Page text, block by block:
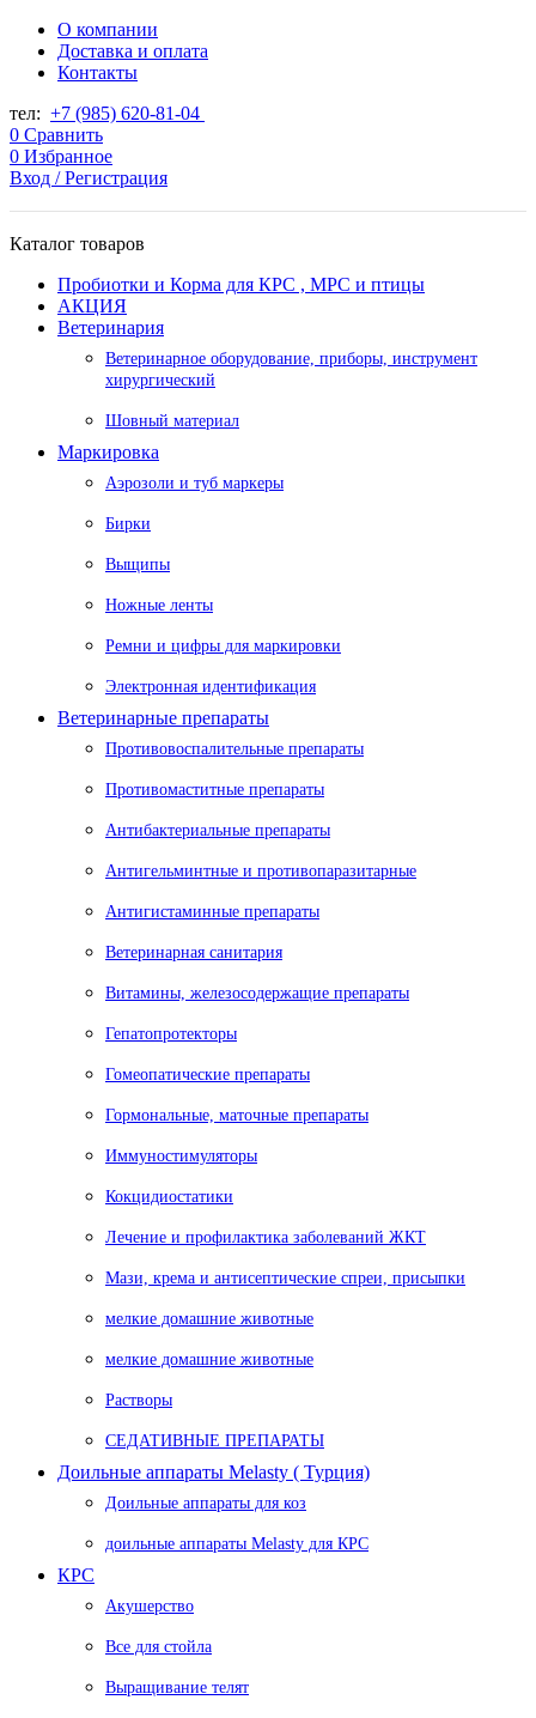
О компании
Доставка и оплата
Контакты
тел: +7 (985) 620-81-04
0 Сравнить
0 Избранное
Вход / Регистрация
Каталог товаров
Пробиотки и Корма для КРС , МРС и птицы
АКЦИЯ
Ветеринария
Ветеринарное оборудование, приборы, инструмент
хирургический
Шовный материал
Маркировка
Аэрозоли и туб маркеры
Бирки
Выщипы
Ножные ленты
Ремни и цифры для маркировки
Электронная идентификация
Ветеринарные препараты
Противовоспалительные препараты
Противомаститные препараты
Антибактериальные препараты
Антигельминтные и противопаразитарные
Антигистаминные препараты
Ветеринарная санитария
Витамины, железосодержащие препараты
Гепатопротекторы
Гомеопатические препараты
Гормональные, маточные препараты
Иммуностимуляторы
Кокцидиостатики
Лечение и профилактика заболеваний ЖКТ
Мази, крема и антисептические спреи, присыпки
мелкие домашние животные
мелкие домашние животные
Растворы
СЕДАТИВНЫЕ ПРЕПАРАТЫ
Доильные аппараты Melasty ( Турция)
Доильные аппараты для коз
доильные аппараты Melasty для КРС
КРС
Акушерство
Все для стойла
Выращивание телят